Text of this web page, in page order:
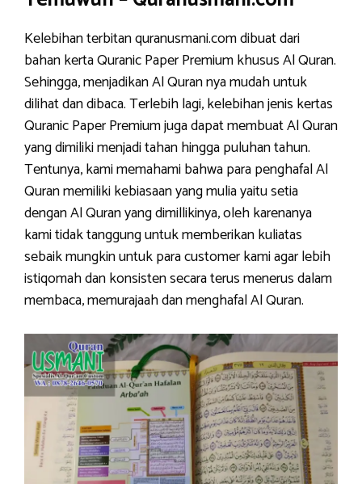
Kelebihan terbitan quranusmani.com dibuat dari
bahan kerta Quranic Paper Premium khusus Al Quran.
Sehingga, menjadikan Al Quran nya mudah untuk
dilihat dan dibaca. Terlebih lagi, kelebihan jenis kertas
Quranic Paper Premium juga dapat membuat Al Quran
yang dimiliki menjadi tahan hingga puluhan tahun.
Tentunya, kami memahami bahwa para penghafal Al
Quran memiliki kebiasaan yang mulia yaitu setia
dengan Al Quran yang dimillikinya, oleh karenanya
kami tidak tanggung untuk memberikan kuliatas
sebaik mungkin untuk para customer kami agar lebih
istiqomah dan konsisten secara terus menerus dalam
membaca, memurajaah dan menghafal Al Quran.